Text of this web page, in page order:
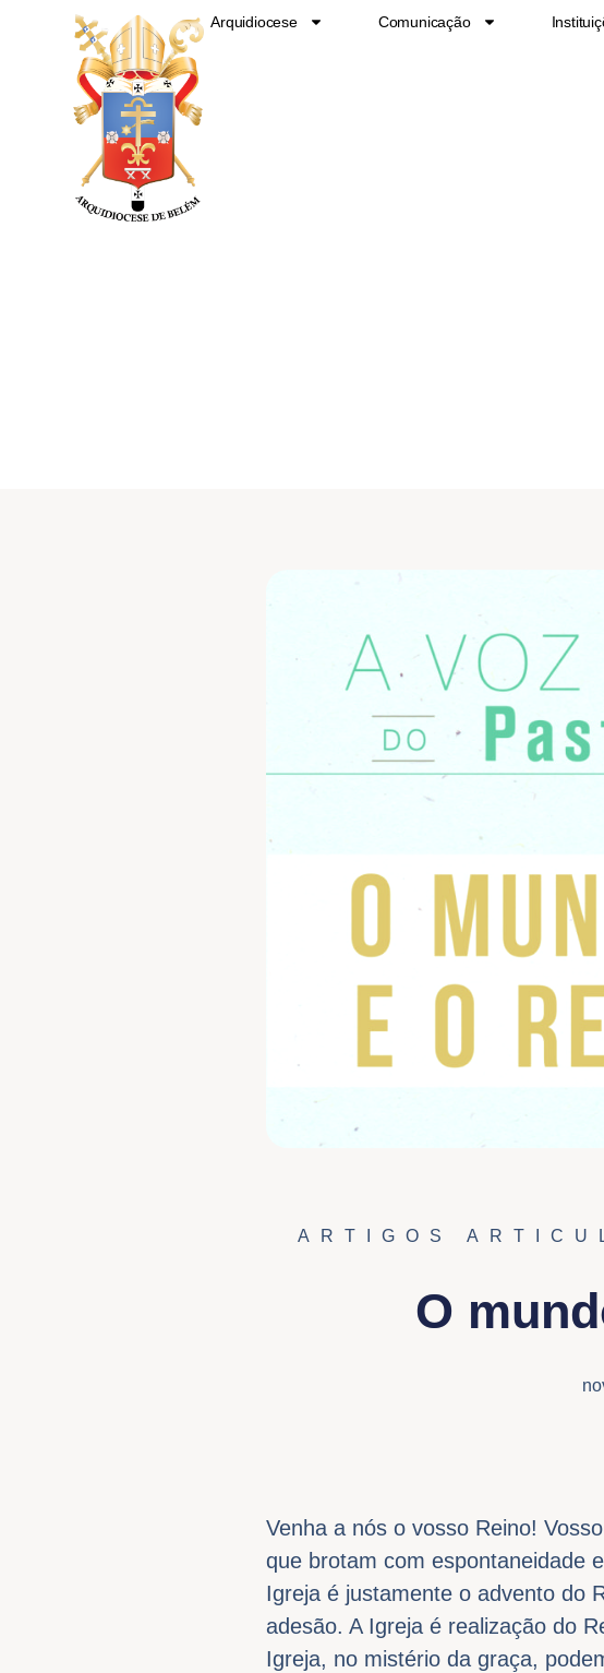
Arquidiocese Comunicação
ARTIGOS
O
Venha a nós o vosso Reino!
que brotam com espontaneidade
Igreja é justamente o advento do
adesão. A Igreja é realização do
Igreja, no mistério da graça,